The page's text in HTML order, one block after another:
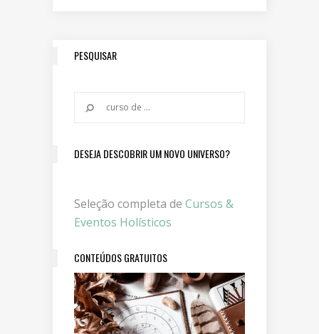
PESQUISAR
DESEJA DESCOBRIR UM NOVO UNIVERSO?
Seleção completa de Cursos &
Eventos Holísticos
CONTEÚDOS GRATUITOS